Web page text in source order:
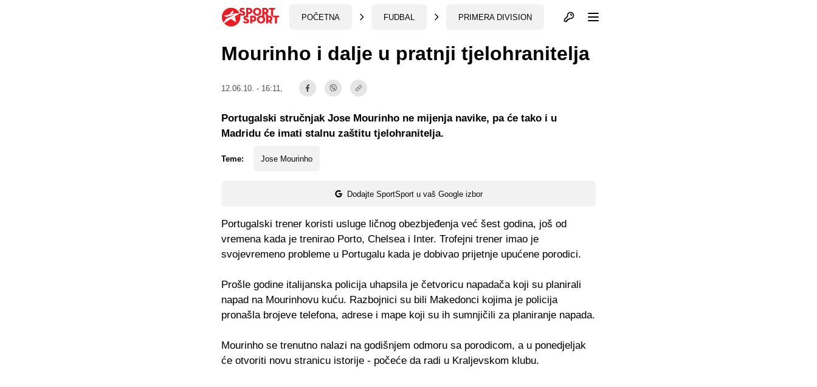
POČETNA FUDBAL PRIMERA DIVISION Otvori profil
Mourinho i dalje u pratnji tjelohranitelja
12.06.10. - 16:11,
Teme: Jose Mourinho
Dodajte SportSport u vaš Google izbor
Portugalski stručnjak Jose Mourinho ne mijenja navike, pa će tako i u
Madridu će imati stalnu zaštitu tjelohranitelja.
Portugalski trener koristi usluge ličnog obezbjeđenja već šest godina, još od
vremena kada je trenirao Porto, Chelsea i Inter. Trofejni trener imao je
svojevremeno probleme u Portugalu kada je dobivao prijetnje upućene porodici.
Prošle godine italijanska policija uhapsila je četvoricu napadača koji su planirali
napad na Mourinhovu kuću. Razbojnici su bili Makedonci kojima je policija
pronašla brojeve telefona, adrese i mape koji su ih sumnjičili za planiranje napada.
Mourinho se trenutno nalazi na godišnjem odmoru sa porodicom, a u ponedjeljak
će otvoriti novu stranicu istorije - počeće da radi u Kraljevskom klubu.